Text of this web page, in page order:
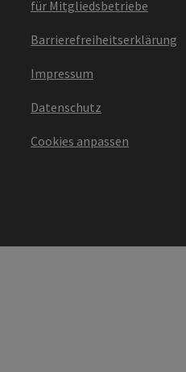
für Mitgliedsbetriebe
Barrierefreiheitserklärung
Impressum
Datenschutz
Cookies anpassen